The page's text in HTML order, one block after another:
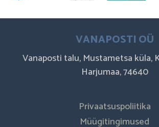
VANAPOSTI OÜ
Vanaposti talu, Mustametsa küla,
Harjumaa, 74640
Privaatsuspoliitika
Müügitingimused